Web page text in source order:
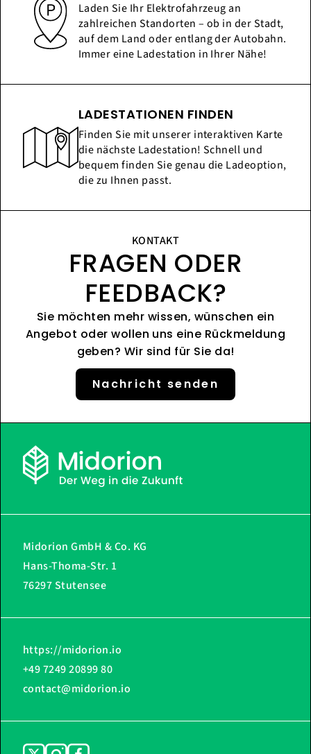
Laden Sie Ihr Elektrofahrzeug an
zahlreichen Standorten – ob in der Stadt,
auf dem Land oder entlang der Autobahn.
Immer eine Ladestation in Ihrer Nähe!
LADESTATIONEN FINDEN
Finden Sie mit unserer interaktiven Karte
die nächste Ladestation! Schnell und
bequem finden Sie genau die Ladeoption,
die zu Ihnen passt.
KONTAKT
FRAGEN ODER
FEEDBACK?
Sie möchten mehr wissen, wünschen ein
Angebot oder wollen uns eine Rückmeldung
geben? Wir sind für Sie da!
Nachricht senden
Midorion GmbH & Co. KG
Hans-Thoma-Str. 1
76297 Stutensee
https://midorion.io
+49 7249 20899 80
contact@midorion.io